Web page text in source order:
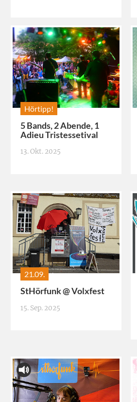
Hörtipp!
5 Bands, 2 Abende, 1
Adieu Tristessetival
13. Okt. 2025
21.09.
StHörfunk @ Volxfest
15. Sep. 2025